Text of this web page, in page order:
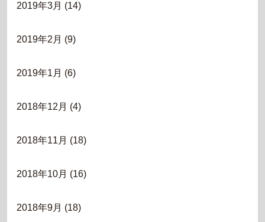
2019年3月 (14)
2019年2月 (9)
2019年1月 (6)
2018年12月 (4)
2018年11月 (18)
2018年10月 (16)
2018年9月 (18)